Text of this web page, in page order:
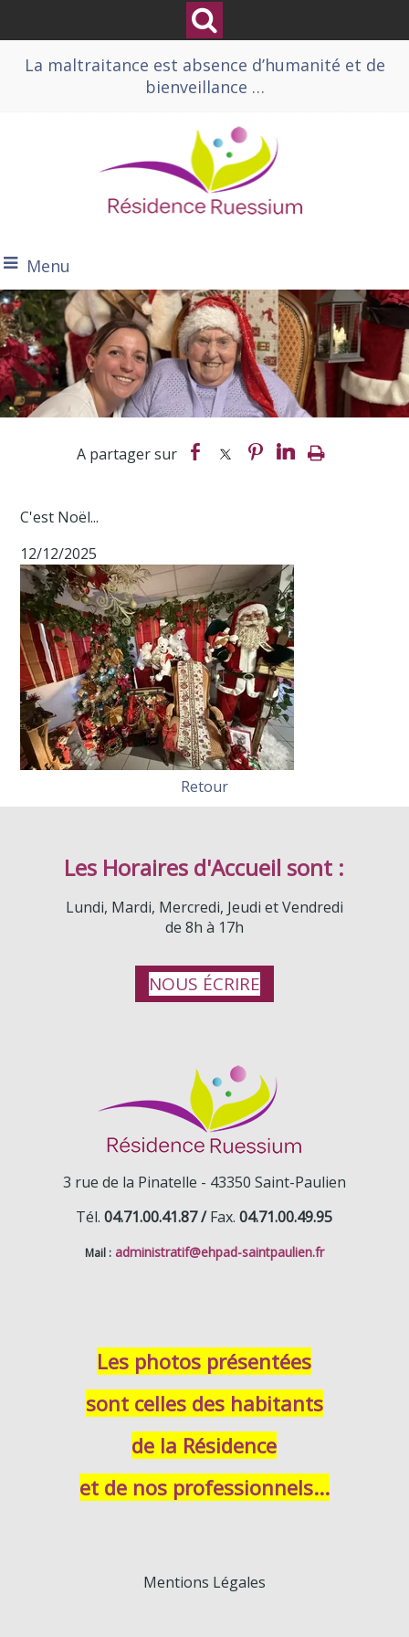
La maltraitance est absence d’humanité et de
bienveillance …
Menu
C'est Noël...
12/12/2025
Retour
Les Horaires d'Accueil sont :
Lundi, Mardi, Mercredi, Jeudi et Vendredi
de 8h à 17h
NOUS ÉCRIRE
3 rue de la Pinatelle - 43350 Saint-Paulien
Tél. 04.71.00.41.87 /Fax. 04.71.00.49.95
Mail : administratif@ehpad-saintpaulien.fr
Les photos présentées
sont celles des habitants
de la Résidence
et de nos professionnels...
Mentions Légales